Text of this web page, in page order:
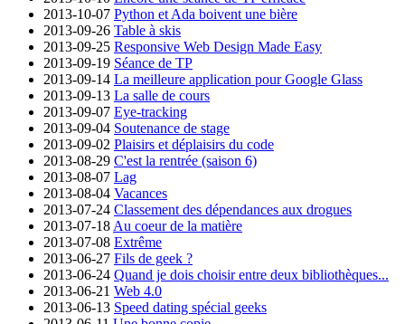
2013-10-07 Python et Ada boivent une bière
2013-09-26 Table à skis
2013-09-25 Responsive Web Design Made Easy
2013-09-19 Séance de TP
2013-09-14 La meilleure application pour Google Glass
2013-09-13 La salle de cours
2013-09-07 Eye-tracking
2013-09-04 Soutenance de stage
2013-09-02 Plaisirs et déplaisirs du code
2013-08-29 C'est la rentrée (saison 6)
2013-08-07 Lag
2013-08-04 Vacances
2013-07-24 Classement des dépendances aux drogues
2013-07-18 Au coeur de la matière
2013-07-08 Extrême
2013-06-27 Fils de geek ?
2013-06-24 Quand je dois choisir entre deux bibliothèques...
2013-06-21 Web 4.0
2013-06-13 Speed dating spécial geeks